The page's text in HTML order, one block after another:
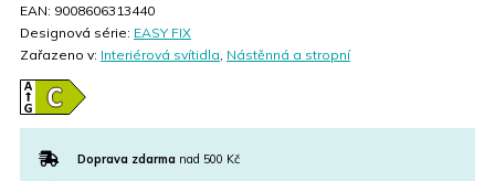
EAN: 9008606313440
Designová série: EASY FIX
Zařazeno v: Interiérová svítidla Nástěnná a stropní
Doprava zdarma nad 500 Kč